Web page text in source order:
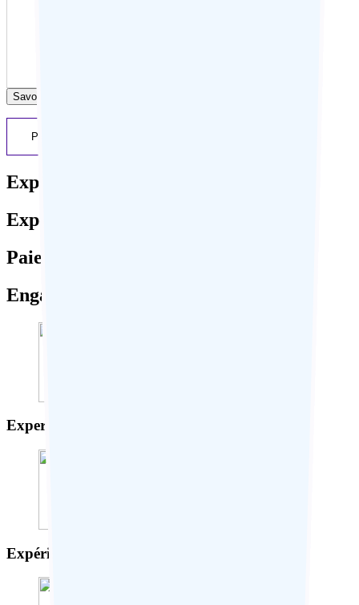
Previous
Expertise locale
Expérience sur-mesure
Paiement sécurisé
Engagement responsable
Expertise locale
Expérience sur-mesure